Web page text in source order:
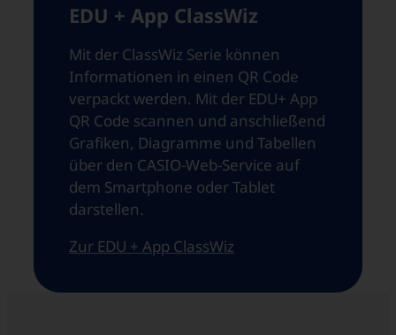
EDU + App ClassWiz
Mit der ClassWiz Serie können
Informationen in einen QR Code
verpackt werden. Mit der EDU+ App
QR Code scannen und anschließend
Grafiken, Diagramme und Tabellen
über den CASIO-Web-Service auf
dem Smartphone oder Tablet
darstellen.
Zur EDU + App ClassWiz